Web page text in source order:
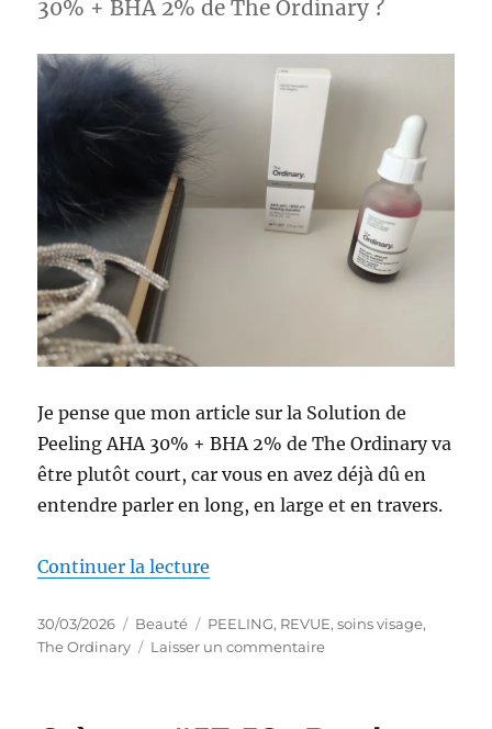
30% + BHA 2% de The Ordinary ?
Je pense que mon article sur la Solution de
Peeling AHA 30% + BHA 2% de The Ordinary va
être plutôt court, car vous en avez déjà dû en
entendre parler en long, en large et en travers.
Continuer la lecture
Publié
le
30/03/2026 Catégories
Beauté Étiquettes
PEELING, REVUE,soins visage,
The Ordinary
Laisser un commentairesur